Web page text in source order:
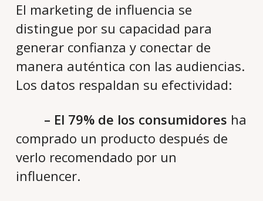
El marketing de influencia se
distingue por su capacidad para
generar confianza y conectar de
manera auténtica con las audiencias.
Los datos respaldan su efectividad:
– El 79% de los consumidores ha
comprado un producto después de
verlo recomendado por un
influencer.